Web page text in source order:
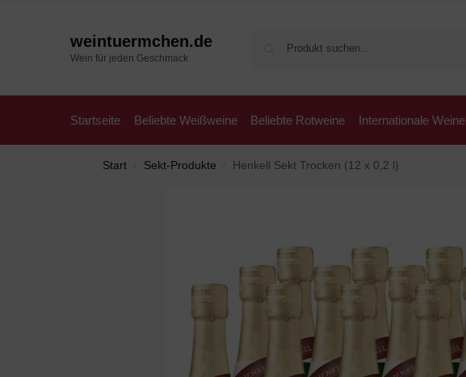
weintuermchen.de
Wein für jeden Geschmack
Startseite Beliebte Weißweine Beliebte Rotweine Internationale Weine
Start Sekt-Produkte Henkell Sekt Trocken (12 x 0,2 l)